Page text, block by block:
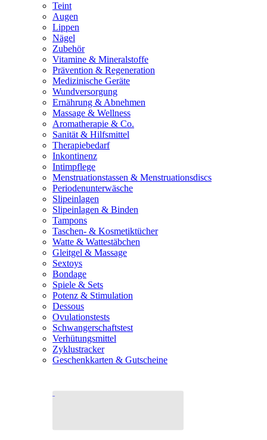
Teint
Augen
Lippen
Nägel
Zubehör
Vitamine & Mineralstoffe
Prävention & Regeneration
Medizinische Geräte
Wundversorgung
Ernährung & Abnehmen
Massage & Wellness
Aromatherapie & Co.
Sanität & Hilfsmittel
Therapiebedarf
Inkontinenz
Intimpflege
Menstruationstassen & Menstruationsdiscs
Periodenunterwäsche
Slipeinlagen
Slipeinlagen & Binden
Tampons
Taschen- & Kosmetiktücher
Watte & Wattestäbchen
Gleitgel & Massage
Sextoys
Bondage
Spiele & Sets
Potenz & Stimulation
Dessous
Ovulationstests
Schwangerschaftstest
Verhütungsmittel
Zyklustracker
Geschenkkarten & Gutscheine